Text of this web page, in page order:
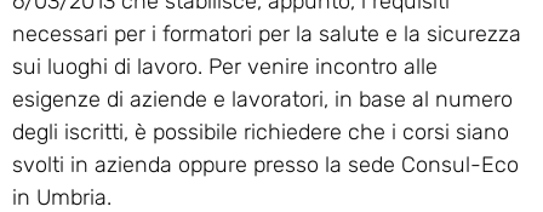
necessari per i formatori per la salute e la sicurezza
sui luoghi di lavoro. Per venire incontro alle
esigenze di aziende e lavoratori, in base al numero
degli iscritti, è possibile richiedere che i corsi siano
svolti in azienda oppure presso la sede Consul-Eco
in Umbria.